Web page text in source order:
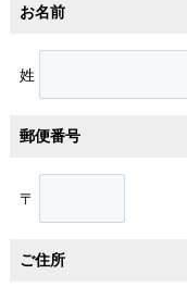
お名前
姓
郵便番号
〒
ご住所